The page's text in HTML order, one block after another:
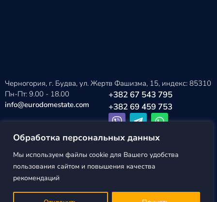
Обработка персональных данных
Мы используем файлы cookie для Вашего удобства
пользования сайтом и повышения качества
рекомендаций
Черногория, г. Будва, ул. Жертв Фашизма, 15, индекс: 85310
Пн-Пт: 9.00 - 18.00
info@eurodomestate.com
+382 67 543 795
+382 69 459 753
EURODOM
ESTATE ©2026
Политика конфиденциальности
Пользовательское соглашение